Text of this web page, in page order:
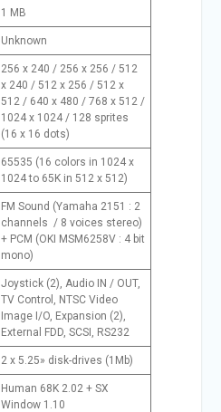
1 MB
Unknown
256 x 240 / 256 x 256 / 512
x 240 / 512 x 256 / 512 x
512 / 640 x 480 / 768 x 512 /
1024 x 1024 / 128 sprites
(16 x 16 dots)
65535 (16 colors in 1024 x
1024 to 65K in 512 x 512)
FM Sound (Yamaha 2151 : 2
channels / 8 voices stereo)
+ PCM (OKI MSM6258V : 4 bit
mono)
Joystick (2), Audio IN / OUT,
TV Control, NTSC Video
Image I/O, Expansion (2),
External FDD, SCSI, RS232
2 x 5.25» disk-drives (1Mb)
Human 68K 2.02 + SX
Window 1.10